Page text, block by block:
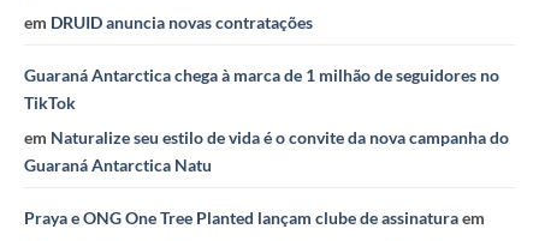
em DRUID anuncia novas contratações
Guaraná Antarctica chega à marca de 1 milhão de seguidores no
TikTok
em Naturalize seu estilo de vida é o convite da nova campanha do
Guaraná Antarctica Natu
Praya e ONG One Tree Planted lançam clube de assinaturaem